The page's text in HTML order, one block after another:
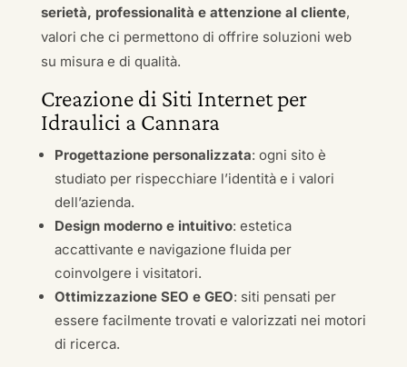
serietà, professionalità e attenzione al cliente,
valori che ci permettono di offrire soluzioni web
su misura e di qualità.
Creazione di Siti Internet per
Idraulici a Cannara
Progettazione personalizzata: ogni sito è
studiato per rispecchiare l’identità e i valori
dell’azienda.
Design moderno e intuitivo: estetica
accattivante e navigazione fluida per
coinvolgere i visitatori.
Ottimizzazione SEO e GEO: siti pensati per
essere facilmente trovati e valorizzati nei motori
di ricerca.